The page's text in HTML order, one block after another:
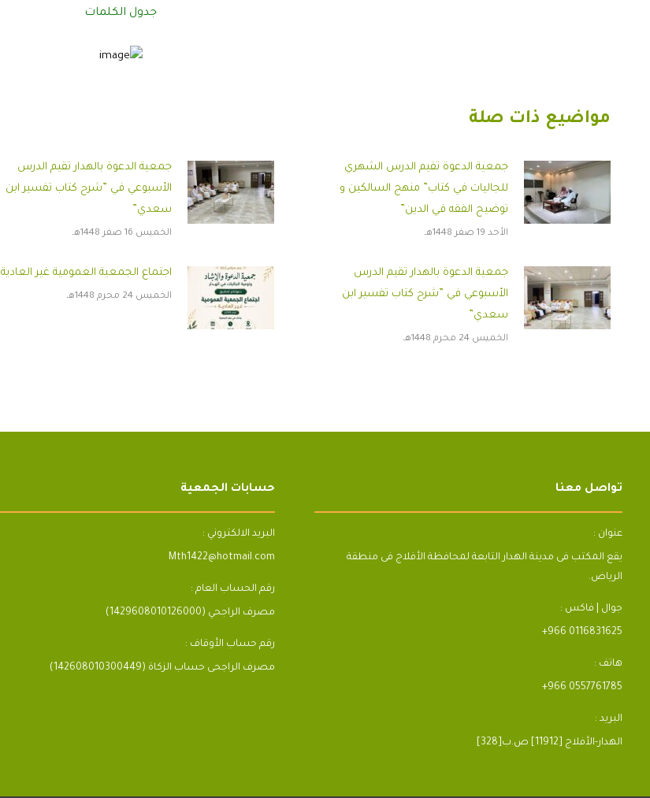
جدول الكلمات
مواضيع ذات صلة
جمعية الدعوة تقيم الدرس الشهري
للجاليات في كتاب” منهج السالكين و
توضيح الفقه في الدين”
الأحد 19 صفر 1448هـ
جمعية الدعوة بالهدار تقيم الدرس
الأسبوعي في ”شرح كتاب تفسير ابن
سعدي”
الخميس 16 صفر 1448هـ
جمعية الدعوة بالهدار تقيم الدرس
الأسبوعي في ”شرح كتاب تفسير ابن
سعدي”
الخميس 24 محرم 1448هـ
اجتماع الجمعية العمومية غير العادية
الخميس 24 محرم 1448هـ
تواصل معنا
عنوان :
يقع المكتب فى مدينة الهدار التابعة لمحافظة الأفلاج فى منطقة
الرياض.
جوال | فاكس :
+966 0116831625
هاتف :
+966 0557761785
البريد :
[328]الهدار-الأفلاج [11912] ص.ب
حسابات الجمعية
البريد الالكتروني :
Mth1422@hotmail.com
رقم الحساب العام :
مصرف الراجحي (1429608010126000)
رقم حساب الأوقاف :
مصرف الراجحى حساب الزكاة (142608010300449)